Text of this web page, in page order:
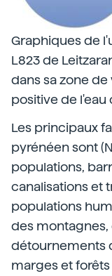
Graphiques de
L823 de
dans sa zone
positive de l'eau
Les principaux
pyrénéen sont
populations,
canalisations et
populations
des
détournements
marges et